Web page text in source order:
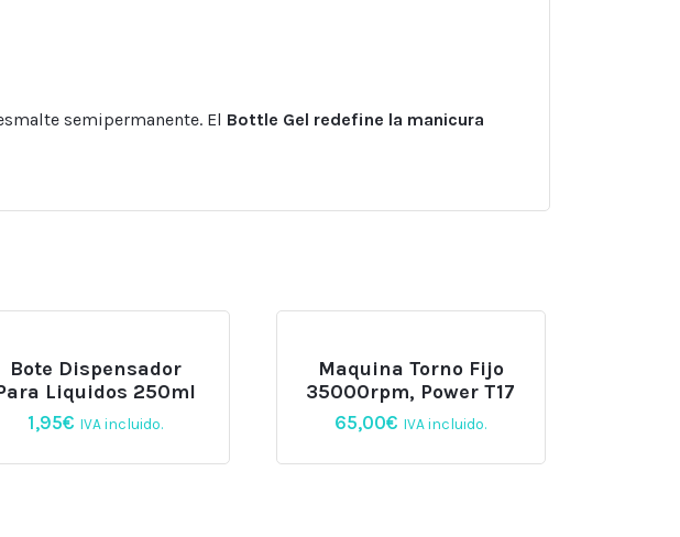
semipermanente. El Bottle Gel redefine la manicura
Bote Dispensador
Liquidos 250ml
1,95€ IVA incluido.
Maquina Torno Fijo
35000rpm, Power T17
65,00€ IVA incluido.